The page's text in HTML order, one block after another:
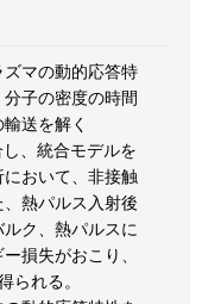
マの動的応答特
子の密度の時間
送を解く
、統合モデルを
おいて、非接触
熱パルス入射後
ク、熱パルスに
損失がおこり、
られる。